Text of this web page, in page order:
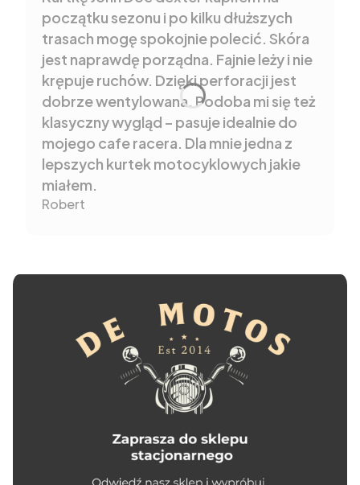
początku sezonu i po kilku dłuższych
trasach mogę spokojnie polecić. Skóra
jest naprawdę porządna. Fajnie leży i nie
krępuje ruchów. Dzięki perforacji jest
dobrze wentylowana. Podoba mi się też
klasyczny wygląd – pasuje idealnie do
mojego cafe racera. Dla mnie jedna z
lepszych kurtek motocyklowych jakie
miałem.
Robert